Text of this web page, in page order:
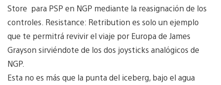
Store para PSP en NGP mediante la reasignación de los
controles. Resistance: Retribution es solo un ejemplo
que te permitrá revivir el viaje por Europa de James
Grayson sirviéndote de los dos joysticks analógicos de
NGP.
Esta no es más que la punta del iceberg, bajo el agua